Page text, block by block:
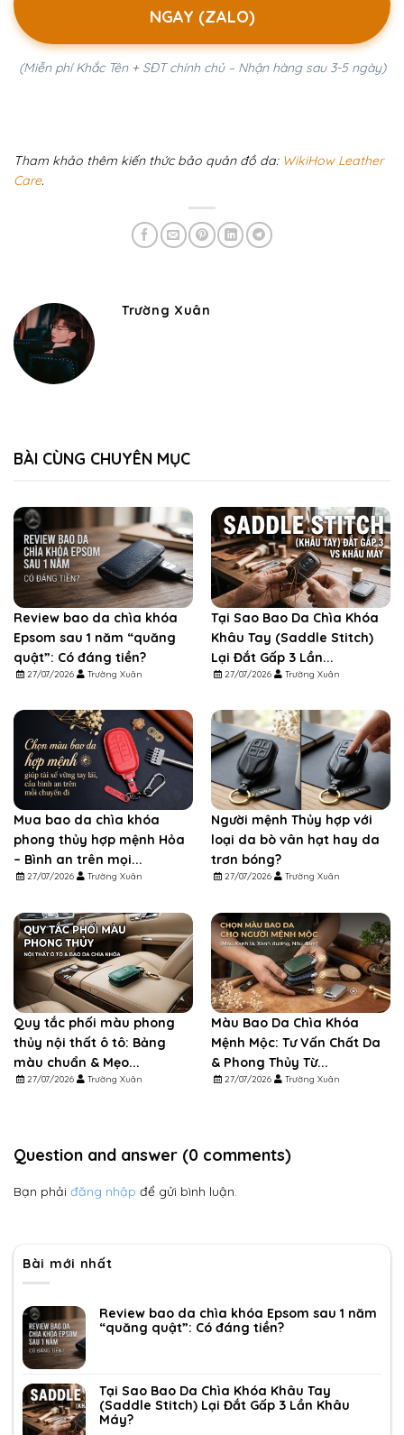
NGAY (ZALO)
(Miễn phí Khắc Tên + SĐT chính chủ – Nhận hàng sau 3-5 ngày)
Tham khảo thêm kiến thức bảo quản đồ da: WikiHow Leather
Care.
Trường Xuân
BÀI CÙNG CHUYÊN MỤC
Review bao da chìa khóa
Epsom sau 1 năm “quăng
quật”: Có đáng tiền?
27/07/2026 Trường Xuân
Tại Sao Bao Da Chìa Khóa
Khâu Tay (Saddle Stitch)
Lại Đắt Gấp 3 Lần...
27/07/2026 Trường Xuân
Mua bao da chìa khóa
phong thủy hợp mệnh Hỏa
– Bình an trên mọi...
27/07/2026 Trường Xuân
Người mệnh Thủy hợp với
loại da bò vân hạt hay da
trơn bóng?
27/07/2026 Trường Xuân
Quy tắc phối màu phong
thủy nội thất ô tô: Bảng
màu chuẩn & Mẹo...
27/07/2026 Trường Xuân
Màu Bao Da Chìa Khóa
Mệnh Mộc: Tư Vấn Chất Da
& Phong Thủy Từ...
27/07/2026 Trường Xuân
Question and answer (0 comments)
Bạn phải đăng nhập để gửi bình luận.
Bài mới nhất
Review bao da chìa khóa Epsom sau 1 năm
“quăng quật”: Có đáng tiền?
Tại Sao Bao Da Chìa Khóa Khâu Tay
(Saddle Stitch) Lại Đắt Gấp 3 Lần Khâu
Máy?